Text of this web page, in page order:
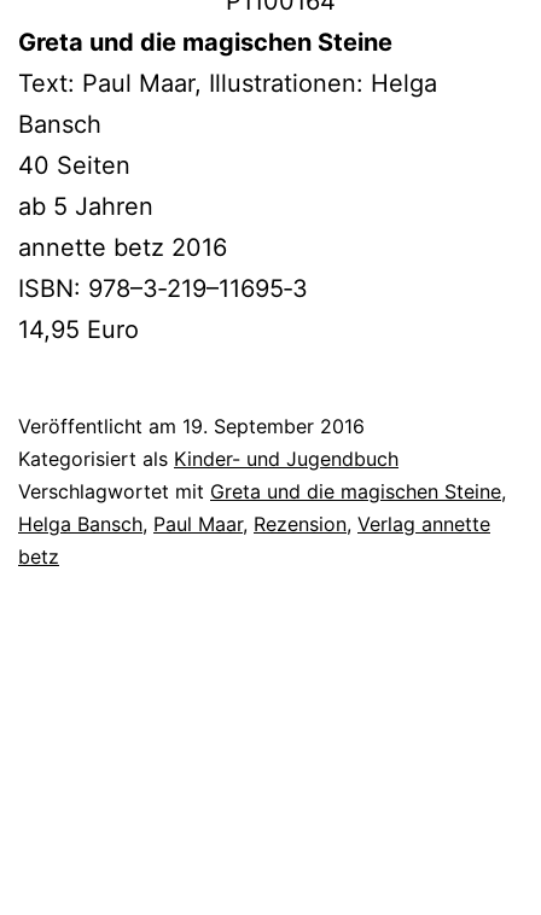
Greta und die magi­schen Steine
Text: Paul Maar, Illustrationen: Helga
Bansch
40 Seiten
ab 5 Jahren
annet­te betz 2016
ISBN: 978–3‑219–11695‑3
14,95 Euro
Veröffentlicht am 19. September 2016
Kategorisiert als Kinder- und Jugendbuch
Verschlagwortet mit Greta und die magischen Steine,
Helga Bansch, Paul Maar, Rezension, Verlag annette
betz